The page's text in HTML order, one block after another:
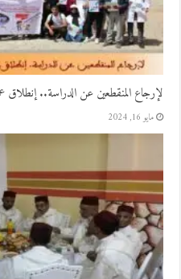
لإرجاع المنقطعين عن الدراسة.. إنطلاق
مايو 16, 2024